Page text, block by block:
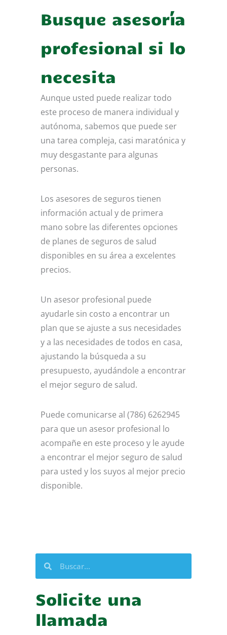
Busque asesoría
profesional si lo
necesita
Aunque usted puede realizar todo
este proceso de manera individual y
autónoma, sabemos que puede ser
una tarea compleja, casi maratónica y
muy desgastante para algunas
personas.
Los asesores de seguros tienen
información actual y de primera
mano sobre las diferentes opciones
de planes de seguros de salud
disponibles en su área a excelentes
precios.
Un asesor profesional puede
ayudarle sin costo a encontrar un
plan que se ajuste a sus necesidades
y a las necesidades de todos en casa,
ajustando la búsqueda a su
presupuesto, ayudándole a encontrar
el mejor seguro de salud.
Puede comunicarse al (786) 6262945
para que un asesor profesional lo
acompañe en este proceso y le ayude
a encontrar el mejor seguro de salud
para usted y los suyos al mejor precio
disponible.
Buscar
Solicite una
llamada